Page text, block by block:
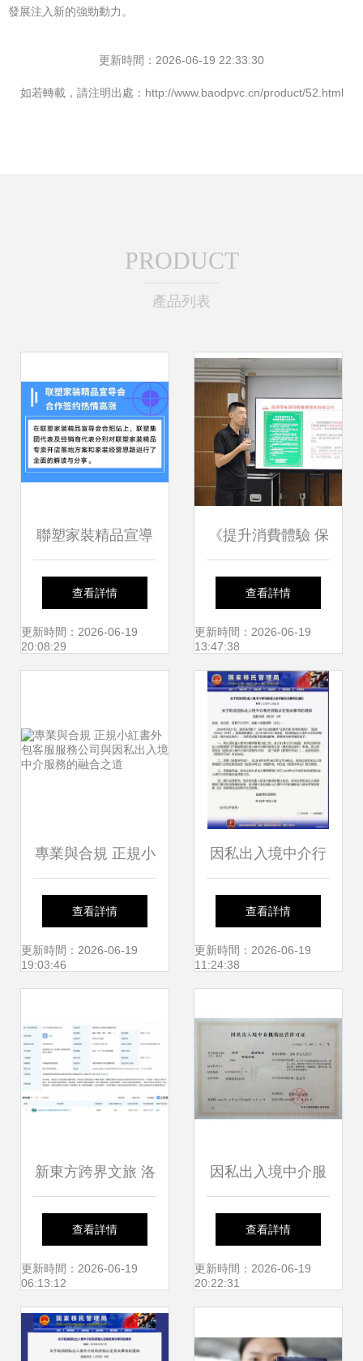
發展注入新的強勁動力。
更新時間：2026-06-19 22:33:30
如若轉載，請注明出處：http://www.baodpvc.cn/product/52.html
PRODUCT
產品列表
聯塑家裝精品宣導
會安徽合肥站 共創
家裝服務新未來，
介服務新機遇
查看詳情
更新時間：2026-06-19
20:08:29
《提升消費體驗 保
護用戶隱私 深圳市
商場停車場掃碼繳
費服務自律公約》
發布
查看詳情
更新時間：2026-06-19
13:47:38
專業與合規 正規小
紅書外包客服服務
公司與因私出入境
道
查看詳情
更新時間：2026-06-19
19:03:46
因私出入境中介行
業迎來強監管 經營
許可證取消，備付
查看詳情
更新時間：2026-06-19
11:24:38
新東方跨界文旅 洛
陽成立沃凱德，布
局因私出入境中介
服務
查看詳情
更新時間：2026-06-19
06:13:12
因私出入境中介服
務機構資格認定 規
范服務，保障權益
查看詳情
更新時間：2026-06-19
20:22:31